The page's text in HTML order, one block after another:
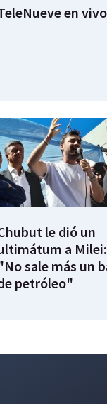
en vivo
le dió un
a Milei:
sale más un
petróleo"